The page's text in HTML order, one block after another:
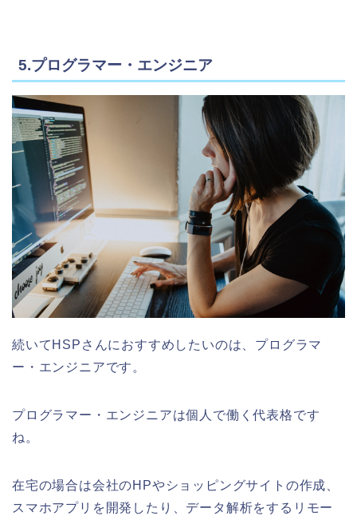
5.プログラマー・エンジニア
続いてHSPさんにおすすめしたいのは、プログラマ
ー・エンジニアです。
プログラマー・エンジニアは個人で働く代表格です
ね。
在宅の場合は会社のHPやショッピングサイトの作成、
スマホアプリを開発したり、データ解析をするリモー